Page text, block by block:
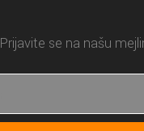
Prijavite se na našu